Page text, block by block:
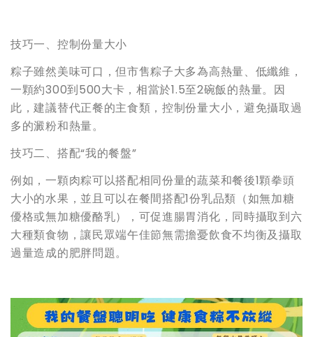
技巧一、控制份量大小
粽子雖然美味可口，但市售粽子大多為高熱量、低纖維，
一顆約300到500大卡，相當於1.5至2碗飯的熱量。因
此，建議替代正餐的主食類，控制份量大小，避免攝取過
多的澱粉和熱量。
技巧二、搭配“我的餐盤”
例如，一顆肉粽可以搭配相同份量的蔬菜和餐後1顆拳頭
大小的水果，並且可以在餐間搭配1份乳品類（如無加糖
優格或無加糖優酪乳），可促進腸胃消化，同時攝取到六
大種類食物，讓民眾端午佳節無需擔憂飲食不均衡及攝取
過量造成的肥胖問題。